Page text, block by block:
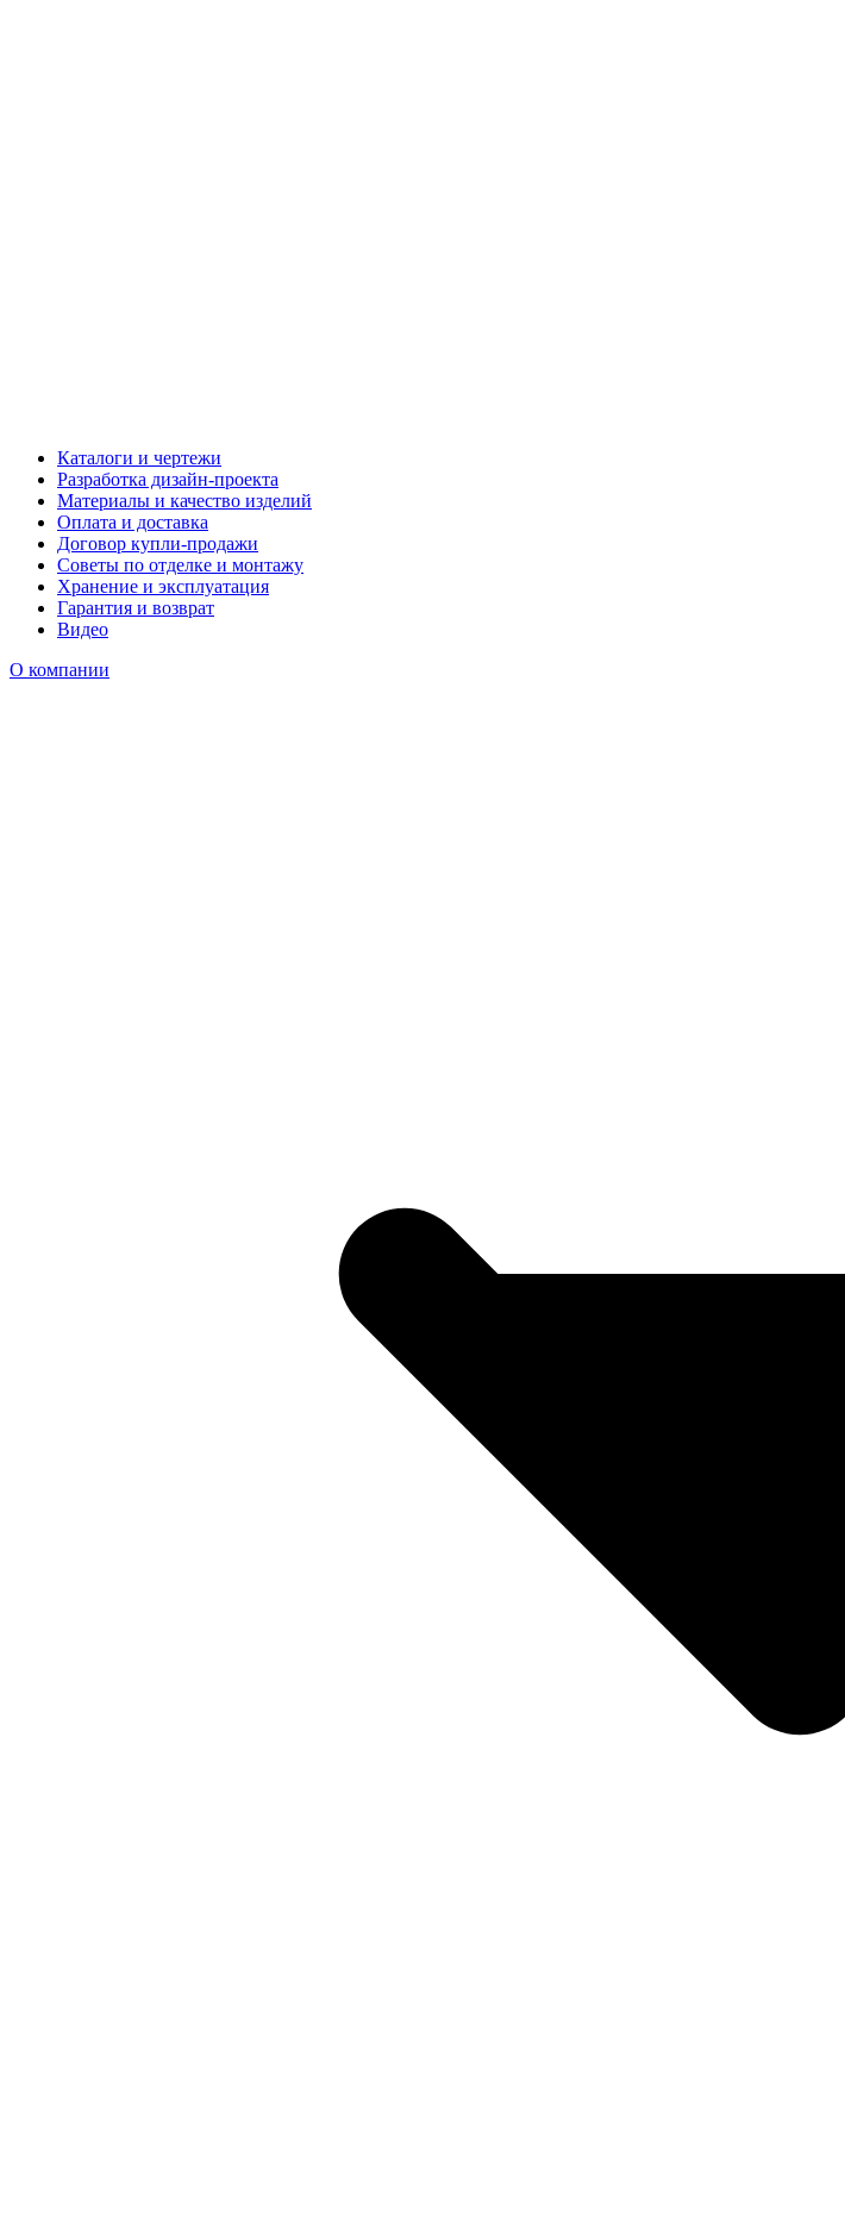
Каталоги и чертежи
Разработка дизайн-проекта
Материалы и качество изделий
Оплата и доставка
Договор купли-продажи
Советы по отделке и монтажу
Хранение и эксплуатация
Гарантия и возврат
Видео
О компании